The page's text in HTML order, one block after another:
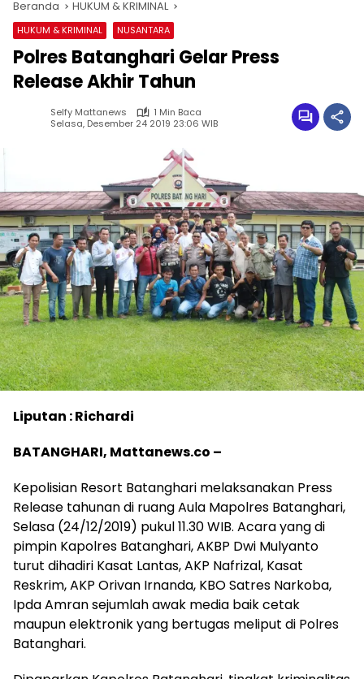
Beranda HUKUM & KRIMINAL
HUKUM & KRIMINAL NUSANTARA
Polres Batanghari Gelar Press
Release Akhir Tahun
Selfy Mattanews
1 Min Baca
Selasa, Desember 24 2019 23:06 WIB
Liputan : Richardi
BATANGHARI, Mattanews.co –
Kepolisian Resort Batanghari melaksanakan Press
Release tahunan di ruang Aula Mapolres Batanghari,
Selasa (24/12/2019) pukul 11.30 WIB. Acara yang di
pimpin Kapolres Batanghari, AKBP Dwi Mulyanto
turut dihadiri Kasat Lantas, AKP Nafrizal, Kasat
Reskrim, AKP Orivan Irnanda, KBO Satres Narkoba,
Ipda Amran sejumlah awak media baik cetak
maupun elektronik yang bertugas meliput di Polres
Batanghari.